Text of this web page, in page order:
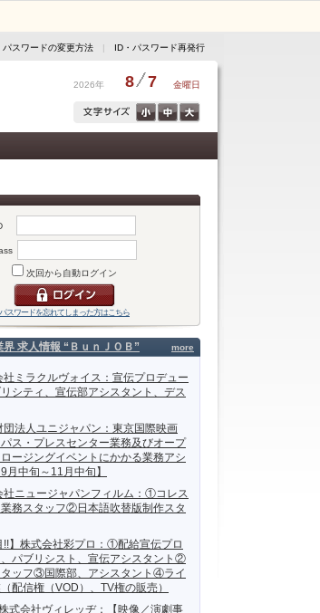
パスワードの変更方法 | ID・パスワード再発行
2026年 8 7 金曜日
次回から自動ログイン
パスワードを忘れてしまった方はこちら
more
界 求人情報 “ＢｕｎＪＯＢ”
社ミラクルヴォイス：宣伝プロデュー
シティ、宣伝部アシスタント、デス
団法人ユニジャパン：東京国際映画
ス・プレスセンター業務及びオープ
ージングイベントにかかる業務アシ
月中旬～11月中旬】
社ニュージャパンフィルム：①コレス
務スタッフ②日本語吹替版制作スタ
!!】株式会社彩プロ：①配給宣伝プロ
パブリシスト、宣伝アシスタント②
ッフ③国際部、アシスタント④ライ
配信権（VOD）、TV権の販売）
式会社ヴィレッヂ：【映像／演劇事